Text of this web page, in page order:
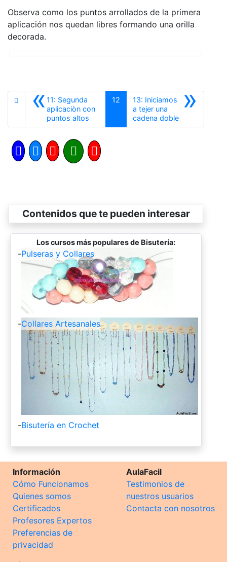
Observa como los puntos arrollados de la primera
aplicación nos quedan libres formando una orilla
decorada.
«11: Segunda
aplicaciòn con
puntos altos
12 »
13: Iniciamos
a tejer una
cadena dobleSiguiente
Contenidos que te pueden interesar
Los cursos más populares de Bisutería:
-Pulseras y Collares
-Collares Artesanales
-Bisutería en Crochet
Información
Cómo Funcionamos
Quienes somos
Certificados
Profesores Expertos
Preferencias de
privacidad
AulaFacil
Testimonios de
nuestros usuarios
Contacta con nosotros